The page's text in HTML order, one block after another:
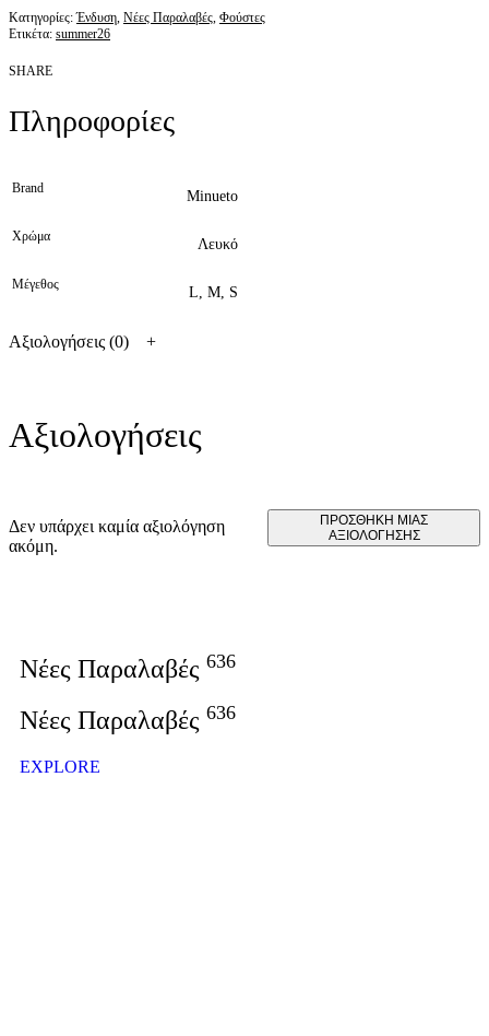
Κατηγορίες:Ένδυση, Νέες Παραλαβές, Φούστες
Ετικέτα: summer26
SHARE
Πληροφορίες
Brand Minueto
Χρώμα Λευκό
Μέγεθος L, M, S
Αξιολογήσεις (0)
Αξιολογήσεις
Δεν υπάρχει καμία αξιολόγηση
ακόμη.
ΠΡΟΣΘΉΚΗ ΜΊΑΣ
ΑΞΙΟΛΌΓΗΣΗΣ
Νέες Παραλαβές 636
Νέες Παραλαβές 636
EXPLORE